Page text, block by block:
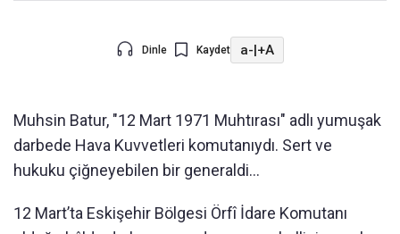
Dinle Kaydet a-|+A
Muhsin Batur, "12 Mart 1971 Muhtırası" adlı yumuşak
darbede Hava Kuvvetleri komutanıydı. Sert ve
hukuku çiğneyebilen bir generaldi…
12 Mart’ta Eskişehir Bölgesi Örfî İdare Komutanı